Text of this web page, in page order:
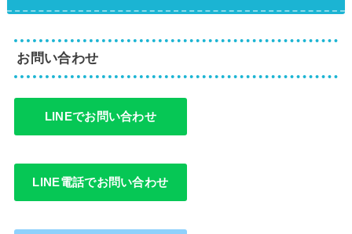
お問い合わせ
LINEでお問い合わせ
LINE電話でお問い合わせ